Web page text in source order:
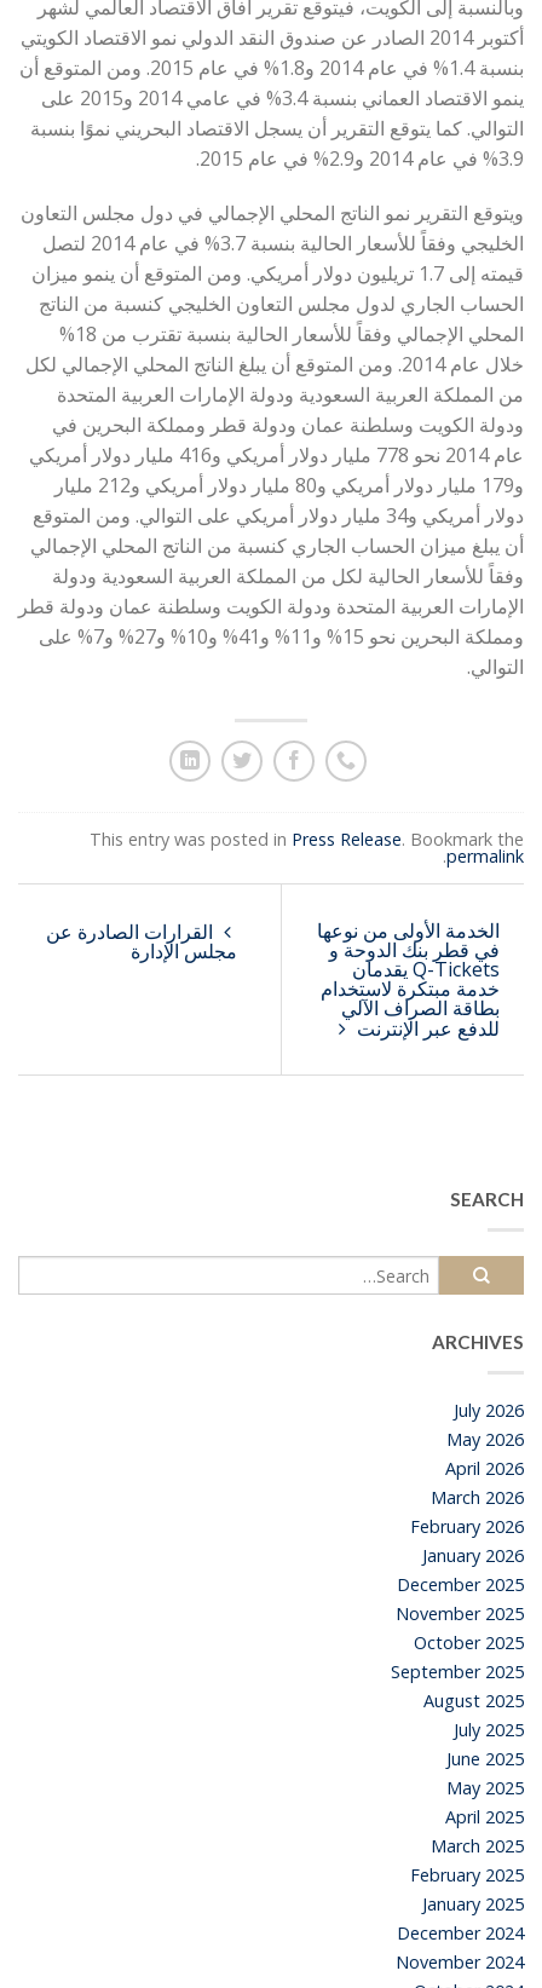
وبالنسبة إلى الكويت، فيتوقع تقرير آفاق الاقتصاد العالمي لشهر
أكتوبر 2014 الصادر عن صندوق النقد الدولي نمو الاقتصاد الكويتي
بنسبة 1.4% في عام 2014 و1.8% في عام 2015. ومن المتوقع أن
ينمو الاقتصاد العماني بنسبة 3.4% في عامي 2014 و2015 على
التوالي. كما يتوقع التقرير أن يسجل الاقتصاد البحريني نموًا بنسبة
3.9% في عام 2014 و2.9% في عام 2015.
ويتوقع التقرير نمو الناتج المحلي الإجمالي في دول مجلس التعاون
الخليجي وفقاً للأسعار الحالية بنسبة 3.7% في عام 2014 لتصل
قيمته إلى 1.7 تريليون دولار أمريكي. ومن المتوقع أن ينمو ميزان
الحساب الجاري لدول مجلس التعاون الخليجي كنسبة من الناتج
المحلي الإجمالي وفقاً للأسعار الحالية بنسبة تقترب من 18%
خلال عام 2014. ومن المتوقع أن يبلغ الناتج المحلي الإجمالي لكل
من المملكة العربية السعودية ودولة الإمارات العربية المتحدة
ودولة الكويت وسلطنة عمان ودولة قطر ومملكة البحرين في
عام 2014 نحو 778 مليار دولار أمريكي و416 مليار دولار أمريكي
و179 مليار دولار أمريكي و80 مليار دولار أمريكي و212 مليار
دولار أمريكي و34 مليار دولار أمريكي على التوالي. ومن المتوقع
أن يبلغ ميزان الحساب الجاري كنسبة من الناتج المحلي الإجمالي
وفقاً للأسعار الحالية لكل من المملكة العربية السعودية ودولة
الإمارات العربية المتحدة ودولة الكويت وسلطنة عمان ودولة قطر
ومملكة البحرين نحو 15% و11% و41% و10% و27% و7% على
التوالي.
This entry was posted in Press Release. Bookmark the
permalink
.
القرارات الصادرة عن
مجلس الإدارة
الخدمة الأولى من نوعها
في قطر بنك الدوحة و
Q-Tickets يقدمان
خدمة مبتكرة لاستخدام
بطاقة الصراف الآلي
للدفع عبر الإنترنت
SEARCH
ARCHIVES
July 2026
May 2026
April 2026
March 2026
February 2026
January 2026
December 2025
November 2025
October 2025
September 2025
August 2025
July 2025
June 2025
May 2025
April 2025
March 2025
February 2025
January 2025
December 2024
November 2024